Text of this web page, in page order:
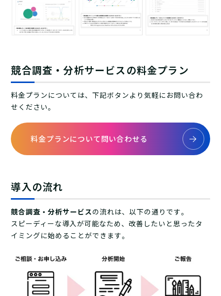
競合調査・分析サービスの料金プラン
料金プランについては、下記ボタンより気軽にお問い合わ
せください。
料金プランについて問い合わせる
導入の流れ
競合調査・分析サービスの流れは、以下の通りです。
スピーディーな導入が可能なため、改善したいと思ったタ
イミングに始めることができます。